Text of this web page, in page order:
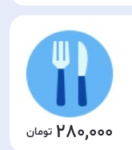
280,000